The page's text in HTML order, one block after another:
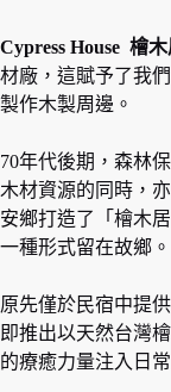
Cypress House 檜
材廠，這賦予了我
製作木製周邊。
70年代後期，森林
木材資源的同時，
安鄉打造了「檜木
一種形式留在故鄉。
原先僅於民宿中提
即推出以天然台灣
的療癒力量注入日